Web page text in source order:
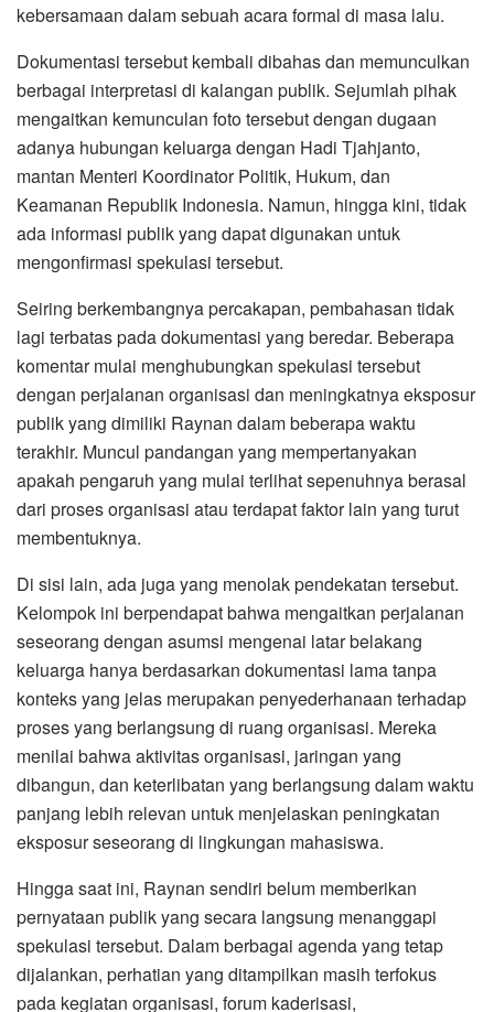
kebersamaan dalam sebuah acara formal di masa lalu.
Dokumentasi tersebut kembali dibahas dan memunculkan
berbagai interpretasi di kalangan publik. Sejumlah pihak
mengaitkan kemunculan foto tersebut dengan dugaan
adanya hubungan keluarga dengan Hadi Tjahjanto,
mantan Menteri Koordinator Politik, Hukum, dan
Keamanan Republik Indonesia. Namun, hingga kini, tidak
ada informasi publik yang dapat digunakan untuk
mengonfirmasi spekulasi tersebut.
Seiring berkembangnya percakapan, pembahasan tidak
lagi terbatas pada dokumentasi yang beredar. Beberapa
komentar mulai menghubungkan spekulasi tersebut
dengan perjalanan organisasi dan meningkatnya eksposur
publik yang dimiliki Raynan dalam beberapa waktu
terakhir. Muncul pandangan yang mempertanyakan
apakah pengaruh yang mulai terlihat sepenuhnya berasal
dari proses organisasi atau terdapat faktor lain yang turut
membentuknya.
Di sisi lain, ada juga yang menolak pendekatan tersebut.
Kelompok ini berpendapat bahwa mengaitkan perjalanan
seseorang dengan asumsi mengenai latar belakang
keluarga hanya berdasarkan dokumentasi lama tanpa
konteks yang jelas merupakan penyederhanaan terhadap
proses yang berlangsung di ruang organisasi. Mereka
menilai bahwa aktivitas organisasi, jaringan yang
dibangun, dan keterlibatan yang berlangsung dalam waktu
panjang lebih relevan untuk menjelaskan peningkatan
eksposur seseorang di lingkungan mahasiswa.
Hingga saat ini, Raynan sendiri belum memberikan
pernyataan publik yang secara langsung menanggapi
spekulasi tersebut. Dalam berbagai agenda yang tetap
dijalankan, perhatian yang ditampilkan masih terfokus
pada kegiatan organisasi, forum kaderisasi,